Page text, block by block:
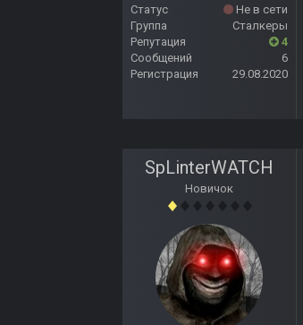
Статус
Не в сети
Группа
Сталкеры
Репутация
4
Сообщений
6
Регистрация
29.08.2020
SpLinterWATCH
Новичок